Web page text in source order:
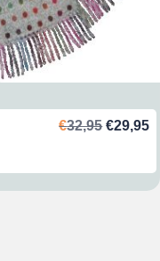
€32,95
€32,95
€29,95